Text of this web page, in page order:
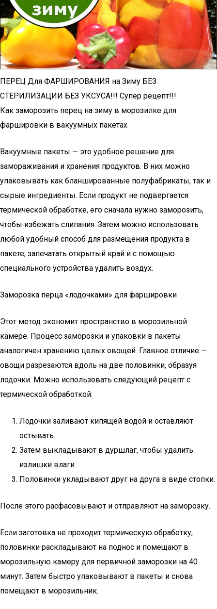
ПЕРЕЦ Для ФАРШИРОВАНИЯ на Зиму БЕЗ
СТЕРИЛИЗАЦИИ БЕЗ УКСУСА!!! Супер рецепт!!!
Как заморозить перец на зиму в морозилке для
фаршировки в вакуумных пакетах
Вакуумные пакеты — это удобное решение для
замораживания и хранения продуктов. В них можно
упаковывать как бланшированные полуфабрикаты, так и
сырые ингредиенты. Если продукт не подвергается
термической обработке, его сначала нужно заморозить,
чтобы избежать слипания. Затем можно использовать
любой удобный способ для размещения продукта в
пакете, запечатать открытый край и с помощью
специального устройства удалить воздух.
Заморозка перца «лодочками» для фаршировки
Этот метод экономит пространство в морозильной
камере. Процесс заморозки и упаковки в пакеты
аналогичен хранению целых овощей. Главное отличие —
овощи разрезаются вдоль на две половинки, образуя
лодочки. Можно использовать следующий рецепт с
термической обработкой:
Лодочки заливают кипящей водой и оставляют
остывать.
Затем выкладывают в дуршлаг, чтобы удалить
излишки влаги.
Половинки укладывают друг на друга в виде стопки.
После этого расфасовывают и отправляют на заморозку.
Если заготовка не проходит термическую обработку,
половинки раскладывают на поднос и помещают в
морозильную камеру для первичной заморозки на 40
минут. Затем быстро упаковывают в пакеты и снова
помещают в морозильник.